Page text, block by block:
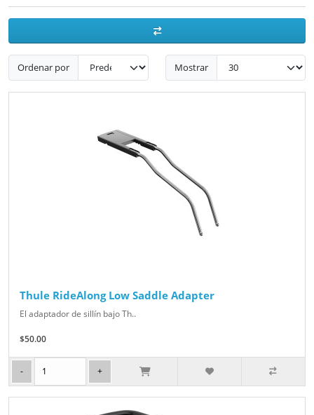
Ordenar por Mostrar
Thule RideAlong Low Saddle Adapter
El adaptador de sillín bajo Th..
$50.00